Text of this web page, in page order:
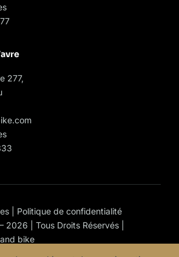
277,
| Politique de confidentialité
| Tous Droits Réservés |
bike